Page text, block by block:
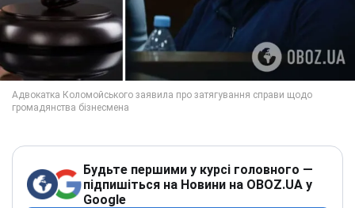
Будьте першими у курсі головного —
підпишіться на Новини на OBOZ.UA у
Google